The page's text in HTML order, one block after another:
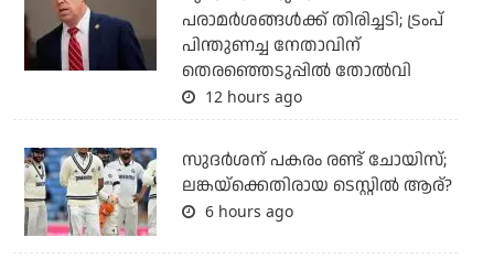
പരാമര്‍ശങ്ങള്‍ക്ക് തിരിച്ചടി; ട്രംപ്
പിന്തുണച്ച നേതാവിന്
തെരഞ്ഞെടുപ്പില്‍ തോല്‍വി
12 hours ago
സുദര്‍ശന് പകരം രണ്ട് ചോയിസ്;
ലങ്കയ്‌ക്കെതിരായ ടെസ്റ്റില്‍ ആര്?
6 hours ago